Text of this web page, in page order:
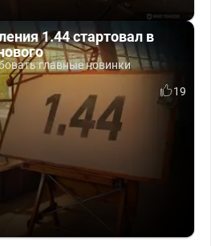
1.44 стартовал в
главные новинки
19